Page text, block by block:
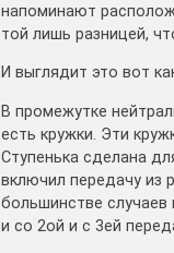
напоминают
той лишь разницей,
И выглядит это вот
В промежутке
есть кружки. Эти
Ступенька сделана
включил передачу из
большинстве
и со 2ой и с 3ей